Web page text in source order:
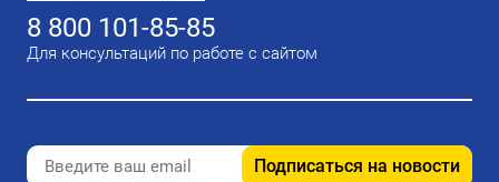
8 800 101-85-85
Для консультаций по работе с сайтом
Подписаться на новости